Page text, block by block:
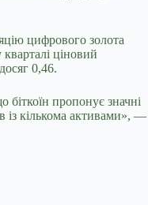
цифрового золота
ціновий
0,46.
біткоїн пропонує значні
із кількома активами», —